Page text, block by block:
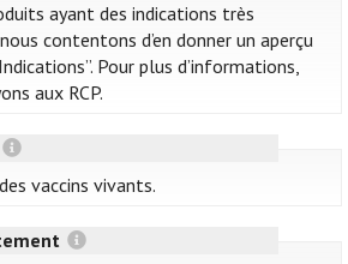
ayant des indications très
contentons d’en donner un aperçu
Pour plus d’informations,
aux RCP.
vaccins vivants.